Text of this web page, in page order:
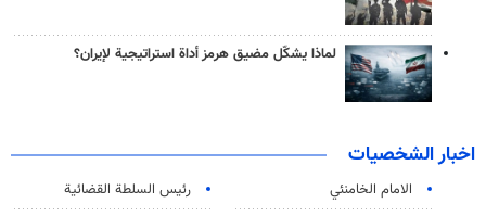
لماذا يشكّل مضيق هرمز أداة استراتيجية لإيران؟
اخبار الشخصيات
الامام الخامنئي
رئیس السلطة القضائیة